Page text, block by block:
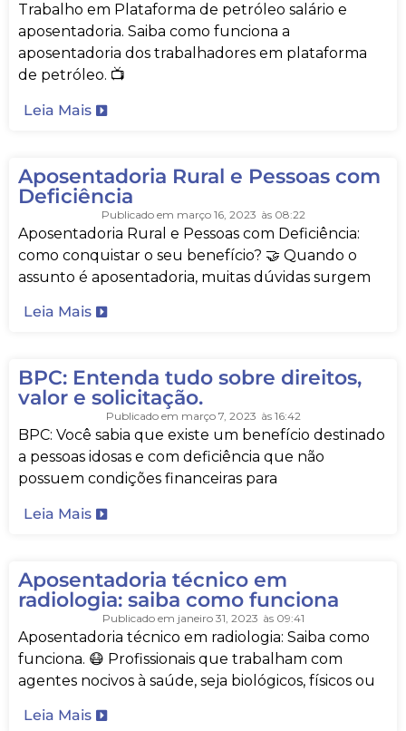
Trabalho em Plataforma de petróleo salário e
aposentadoria. Saiba como funciona a
aposentadoria dos trabalhadores em plataforma
de petróleo. 📺
Leia Mais
Aposentadoria Rural e Pessoas com
Deficiência
Publicado em março 16, 2023 às 08:22
Aposentadoria Rural e Pessoas com Deficiência:
como conquistar o seu benefício? 🤝 Quando o
assunto é aposentadoria, muitas dúvidas surgem
Leia Mais
BPC: Entenda tudo sobre direitos,
valor e solicitação.
Publicado em março 7, 2023 às 16:42
BPC: Você sabia que existe um benefício destinado
a pessoas idosas e com deficiência que não
possuem condições financeiras para
Leia Mais
Aposentadoria técnico em
radiologia: saiba como funciona
Publicado em janeiro 31, 2023 às 09:41
Aposentadoria técnico em radiologia: Saiba como
funciona. 😷 Profissionais que trabalham com
agentes nocivos à saúde, seja biológicos, físicos ou
Leia Mais